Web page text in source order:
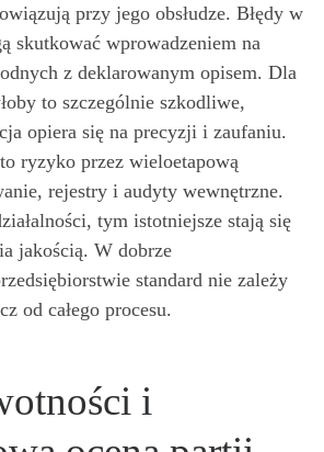
przy jego obsłudze. Błędy w
skutkować wprowadzeniem na
z deklarowanym opisem. Dla
to szczególnie szkodliwe,
opiera się na precyzji i zaufaniu.
ryzyko przez wieloetapową
rejestry i audyty wewnętrzne.
tym istotniejsze stają się
jakością. W dobrze
standard nie zależy
od całego procesu.
i